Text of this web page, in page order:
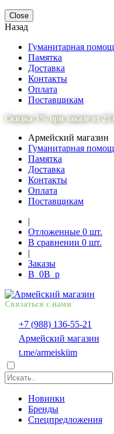
Close
Назад
Гуманитарная
Памятка
Доставка
Контакты
Оплата
Поставщикам
Скидка 3% при заказе от 25
Армейский магазин
Гуманитарная
Памятка
Доставка
Контакты
Оплата
Поставщикам
|
Отложенные 0 шт.
В сравнении 0 шт.
|
Заказы
В 0В p
Связаться с нами
+7 (988) 136-55-21
Армейский магазин
t.me/armeiskiim
Новинки
Бренды
Спецпредложения